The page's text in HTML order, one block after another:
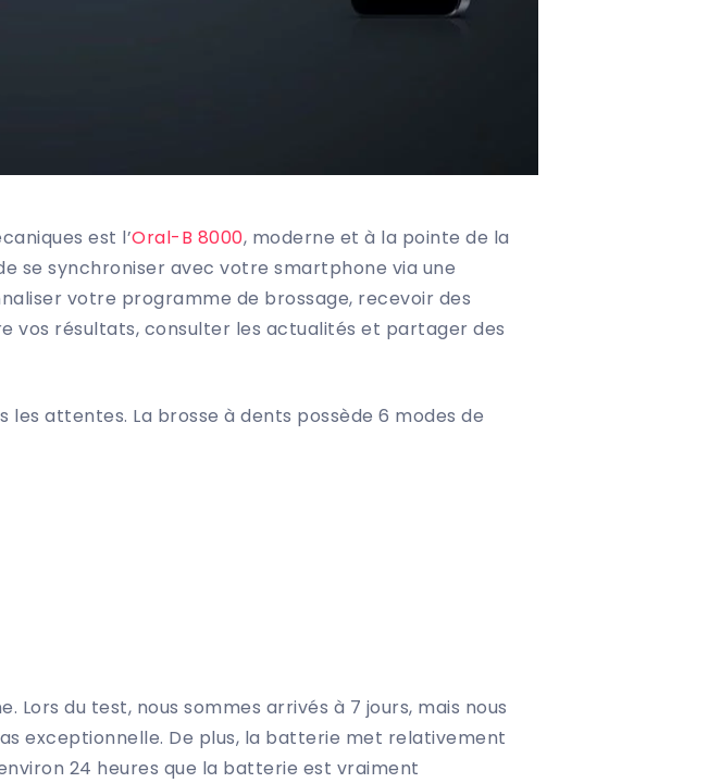
est l’Oral-B 8000, moderne et à la pointe de la
se synchroniser avec votre smartphone via une
votre programme de brossage, recevoir des
vos résultats, consulter les actualités et partager des
attentes. La brosse à dents possède 6 modes de
Lors du test, nous sommes arrivés à 7 jours, mais nous
exceptionnelle. De plus, la batterie met relativement
24 heures que la batterie est vraiment